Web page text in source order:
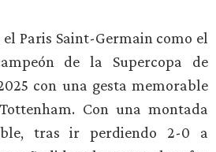
el Paris Saint-Germain como el
de la Supercopa de
con una gesta memorable
Con una montada
tras ir perdiendo 2-0 a